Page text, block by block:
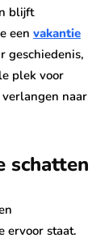
blijft
een vakantie
geschiedenis,
plek voor
naar
schatten
ervoor staat.